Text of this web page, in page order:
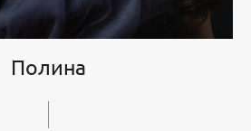
Полина